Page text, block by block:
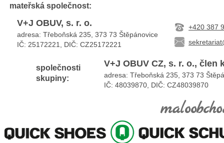
mateřská společnost:
V+J OBUV, s. r. o.
adresa: Třeboňská 235, 373 73 Štěpánovice
IČ: 25172221, DIČ: CZ25172221
+420 387
společnosti
skupiny:
V+J OBUV CZ, s. r. o., člen
adresa: Třeboňská 235, 373 73
IČ: 48039870, DIČ: CZ48039870